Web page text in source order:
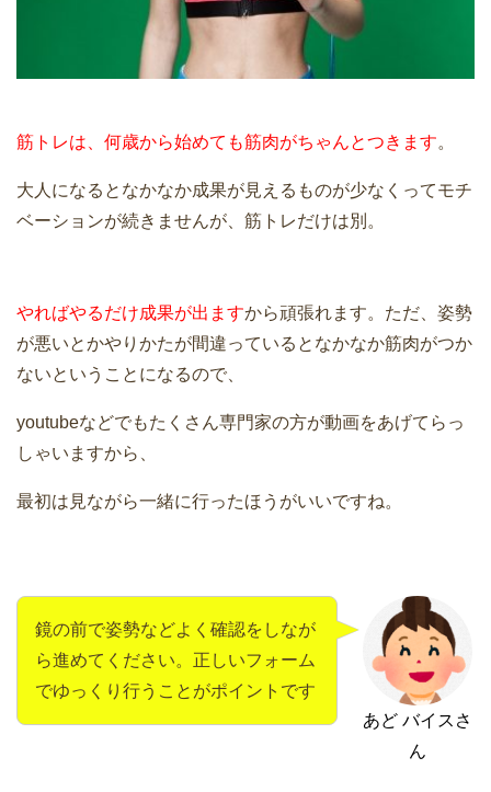
筋トレは、何歳から始めても筋肉がちゃんとつきます。
大人になるとなかなか成果が見えるものが少なくってモチ
ベーションが続きませんが、筋トレだけは別。
やればやるだけ成果が出ますから頑張れます。ただ、姿勢
が悪いとかやりかたが間違っているとなかなか筋肉がつか
ないということになるので、
youtubeなどでもたくさん専門家の方が動画をあげてらっ
しゃいますから、
最初は見ながら一緒に行ったほうがいいですね。
あど バイスさ
ん
鏡の前で姿勢などよく確認をしなが
ら進めてください。正しいフォーム
でゆっくり行うことがポイントです